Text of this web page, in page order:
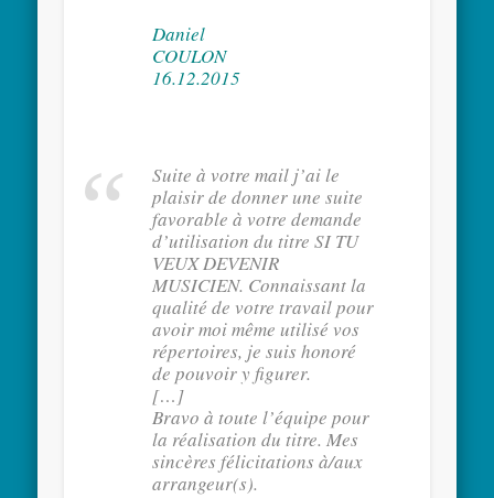
Daniel
16.12.2015
Suite à votre mail j’ai le
plaisir de donner une suite
favorable à votre demande
d’utilisation du titre SI TU
VEUX DEVENIR
MUSICIEN. Connaissant la
qualité de votre travail pour
avoir moi même utilisé vos
répertoires, je suis honoré
de pouvoir y figurer.
[…]
Bravo à toute l’équipe pour
la réalisation du titre. Mes
sincères félicitations à/aux
arrangeur(s).